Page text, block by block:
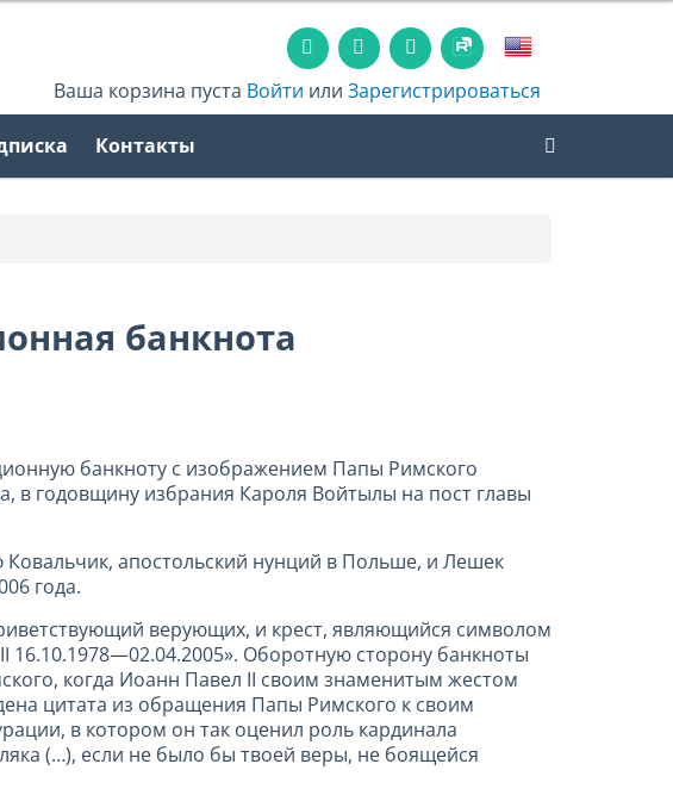
Ваша корзина пуста Войти илиЗарегистрироваться
Контакты
банкнота
банкноту с изображением Папы Римского
в годовщину избрания Кароля Войтылы на пост главы
апостольский нунций в Польше, и Лешек
года.
верующих, и крест, являющийся символом
Оборотную сторону банкноты
когда Иоанн Павел II своим знаменитым жестом
цитата из обращения Папы Римского к своим
в котором он так оценил роль кардинала
(…), если не было бы твоей веры, не боящейся